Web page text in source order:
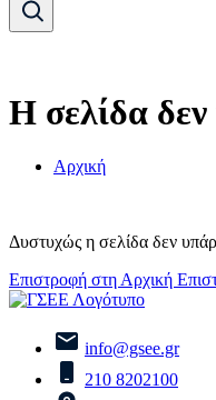
Η σελίδα δεν
Αρχική
Δυστυχώς η σελίδα δεν
Επιστροφή στη Αρχική
info@gsee.gr
210 8202100